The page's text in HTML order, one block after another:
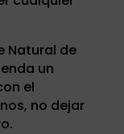
Natural de
un
el
no dejar